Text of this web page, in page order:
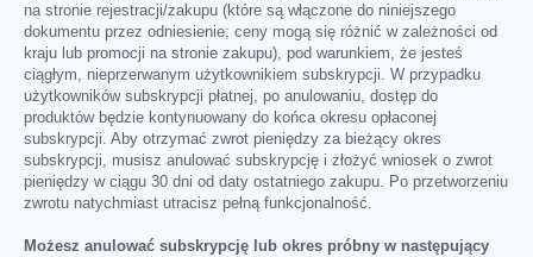
na stronie rejestracji/zakupu (które są włączone do niniejszego
dokumentu przez odniesienie; ceny mogą się różnić w zależności od
kraju lub promocji na stronie zakupu), pod warunkiem, że jesteś
ciągłym, nieprzerwanym użytkownikiem subskrypcji. W przypadku
użytkowników subskrypcji płatnej, po anulowaniu, dostęp do
produktów będzie kontynuowany do końca okresu opłaconej
subskrypcji. Aby otrzymać zwrot pieniędzy za bieżący okres
subskrypcji, musisz anulować subskrypcję i złożyć wniosek o zwrot
pieniędzy w ciągu 30 dni od daty ostatniego zakupu. Po przetworzeniu
zwrotu natychmiast utracisz pełną funkcjonalność.
Możesz anulować subskrypcję lub okres próbny w następujący